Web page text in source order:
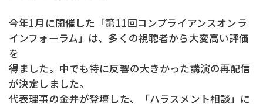
今年1月に開催した「第11回コンプライアンスオンラ
インフォーラム」は、多くの視聴者から大変高い評価
を
得ました。中でも特に反響の大きかった講演の再配信
が決定しました。
代表理事の金井が登壇した、「ハラスメント相談」に